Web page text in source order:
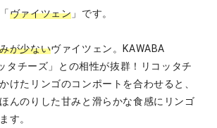
ヴァイツェン 」です。
が少ないヴァイツェン。KAWABA
タチーズ」との相性が抜群！リコッタチ
けたリンゴのコンポートを合わせると、
んのりした甘みと滑らかな食感にリンゴ
す。